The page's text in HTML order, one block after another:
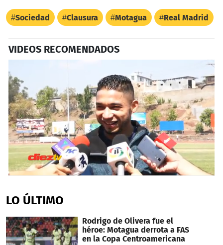
Sociedad Clausura Motagua Real Madrid
VIDEOS RECOMENDADOS
of
34
LO ÚLTIMO
Rodrigo de Olivera fue el
héroe: Motagua derrota a FAS
en la Copa Centroamericana